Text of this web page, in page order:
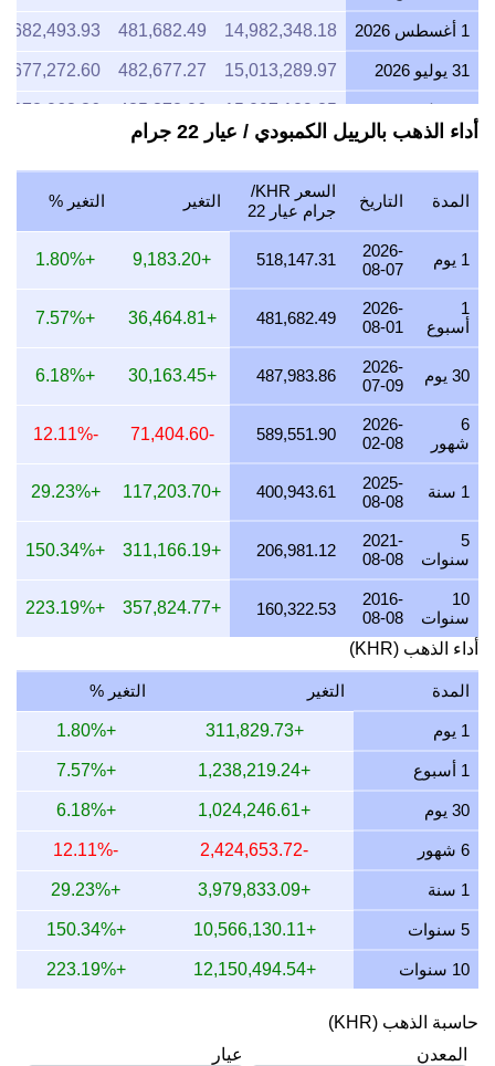
1 أغسطس 2026 14,982,348.18
481,682.49
31 يوليو 2026 15,013,289.97
482,677.27
30 يوليو 2026 15,097,109.25
485,372.06
14,982,348.18
481,682.49
28 يوليو 2026 14,930,839.68
27 يوليو 2026 15,104,653.06
485,614.60
26 يوليو 2026 15,000,896.17
482,278.81
25 يوليو 2026 15,000,896.17
482,278.81
24 يوليو 2026 15,052,141.11
14,966,754.43
481,181.15
22 يوليو 2026 15,353,277.47
493,607.87
21 يوليو 2026 15,044,160.85
19 يوليو 2026 14,868,921.65
478,035.83
17 يوليو 2026
16 يوليو 2026 14,677,896.41
471,894.37
15 يوليو 2026 14,976,227.64
481,485.72
14 يوليو 2026
13 يوليو 2026
12 يوليو 2026
11 يوليو 2026
10 يوليو 2026
أداء الذهب بالرييل الكمبودي / عيار 22 جرام
المدة التاريخ
السعر KHR/
جرام عيار 22
التغير التغير %
1 يوم
2026-
08-07
518,147.31
+9,183.20
+1.80%
1
أسبوع
2026-
08-01
481,682.49
+36,464.81
+7.57%
30 يوم
2026-
07-09
487,983.86
+30,163.45
+6.18%
6
شهور
2026-
02-08
589,551.90
-71,404.60
-12.11%
1 سنة
2025-
08-08
400,943.61
+117,203.70
+29.23%
5
سنوات
2021-
08-08
206,981.12
+311,166.19
+150.34%
10
سنوات
2016-
08-08
160,322.53
+357,824.77
+223.19%
أداء الذهب (KHR)
المدة التغير التغير %
1 يوم +311,829.73
+1.80%
1 أسبوع +1,238,219.24
+7.57%
30 يوم +1,024,246.61
+6.18%
6 شهور -2,424,653.72
-12.11%
1 سنة +3,979,833.09
+29.23%
5 سنوات +10,566,130.11
+150.34%
10 سنوات +12,150,494.54
+223.19%
حاسبة الذهب (KHR)
المعدن
عيار